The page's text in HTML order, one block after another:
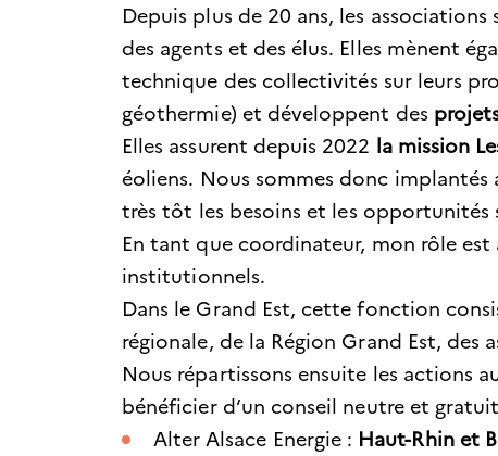
Depuis plus de 20 ans, les
des agents et des élus. Elles mènent
technique des collectivités sur leurs
géothermie) et développent des
Elles assurent depuis 2022 la mission
éoliens. Nous sommes donc
très tôt les besoins et les opportunités
En tant que coordinateur, mon rôle est
institutionnels.
Dans le Grand Est, cette fonction
régionale, de la Région Grand Est, des
Nous répartissons ensuite les actions
bénéficier d‘un conseil neutre et
Alter Alsace Energie : Haut-Rhin et